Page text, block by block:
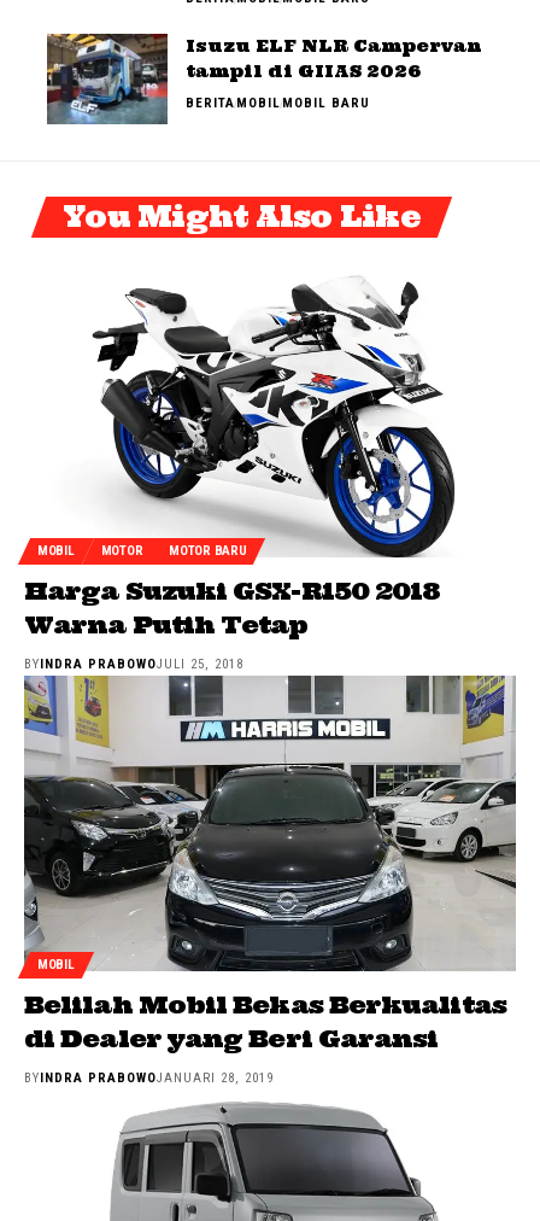
Isuzu ELF NLR Campervan
tampil di GIIAS 2026
BERITAMOBILMOBIL BARU
You Might Also Like
MOBIL MOTOR MOTOR BARU
Harga Suzuki GSX-R150 2018
Warna Putih Tetap
BYINDRA PRABOWOJULI 25, 2018
MOBIL
Belilah Mobil Bekas Berkualitas
di Dealer yang Beri Garansi
BYINDRA PRABOWOJANUARI 28, 2019